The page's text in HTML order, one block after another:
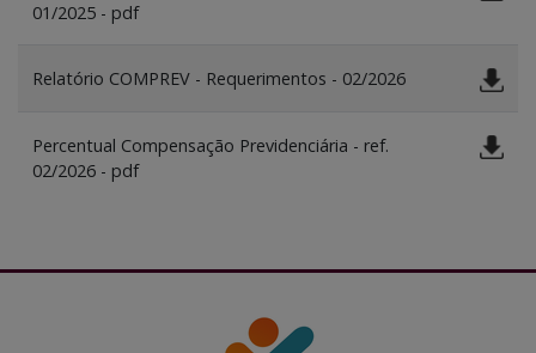
01/2025 - pdf
Relatório COMPREV - Requerimentos - 02/2026
Percentual Compensação Previdenciária - ref.
02/2026 - pdf